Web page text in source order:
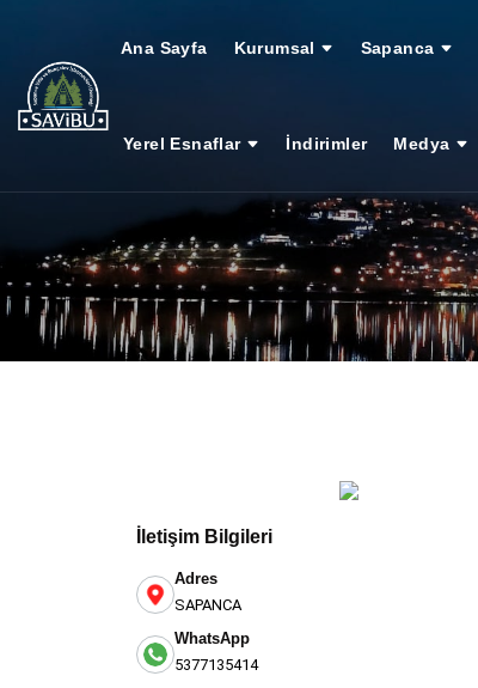
Ana Sayfa Kurumsal Sapanca
Yerel Esnaflar İndirimler Medya
İletişim Bilgileri
Adres
SAPANCA
WhatsApp
5377135414